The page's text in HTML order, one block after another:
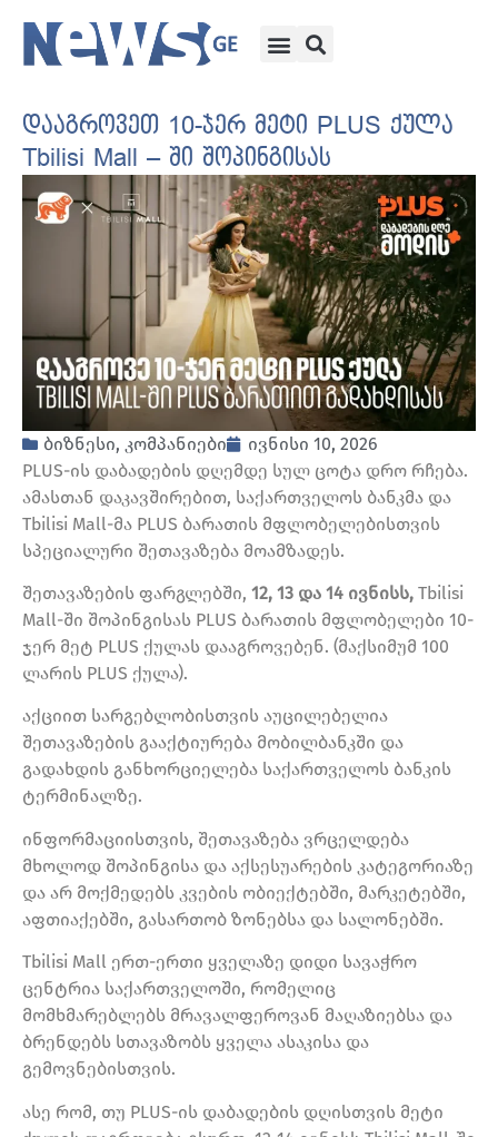
დააგროვეთ 10-ჯერ მეტი PLUS ქულა
Tbilisi Mall – ში შოპინგისას
ბიზნესი, კომპანიები
ივნისი 10, 2026
PLUS-ის დაბადების დღემდე სულ ცოტა დრო რჩება.
ამასთან დაკავშირებით, საქართველოს ბანკმა და
Tbilisi Mall-მა PLUS ბარათის მფლობელებისთვის
სპეციალური შეთავაზება მოამზადეს.
შეთავაზების ფარგლებში, 12, 13 და 14 ივნისს, Tbilisi
Mall-ში შოპინგისას PLUS ბარათის მფლობელები 10-
ჯერ მეტ PLUS ქულას დააგროვებენ. (მაქსიმუმ 100
ლარის PLUS ქულა).
აქციით სარგებლობისთვის აუცილებელია
შეთავაზების გააქტიურება მობილბანკში და
გადახდის განხორციელება საქართველოს ბანკის
ტერმინალზე.
ინფორმაციისთვის, შეთავაზება ვრცელდება
მხოლოდ შოპინგისა და აქსესუარების კატეგორიაზე
და არ მოქმედებს კვების ობიექტებში, მარკეტებში,
აფთიაქებში, გასართობ ზონებსა და სალონებში.
Tbilisi Mall ერთ-ერთი ყველაზე დიდი სავაჭრო
ცენტრია საქართველოში, რომელიც
მომხმარებლებს მრავალფეროვან მაღაზიებსა და
ბრენდებს სთავაზობს ყველა ასაკისა და
გემოვნებისთვის.
ასე რომ, თუ PLUS-ის დაბადების დღისთვის მეტი